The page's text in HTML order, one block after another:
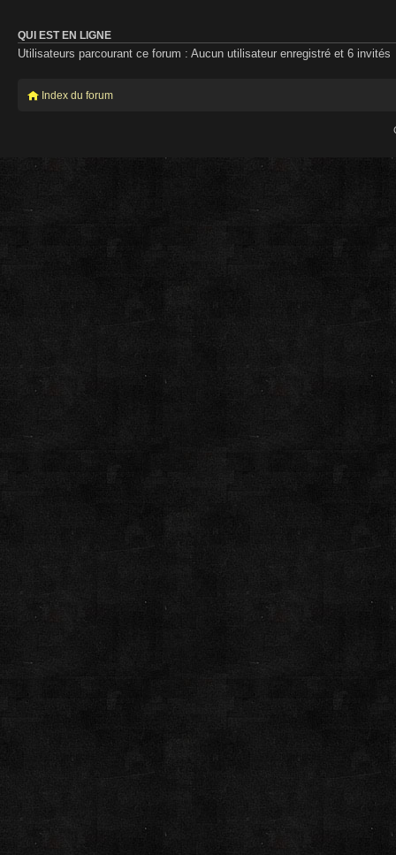
QUI EST EN LIGNE
Utilisateurs parcourant ce forum : Aucun utilisateur enregistré et 6 invités
Index du forum